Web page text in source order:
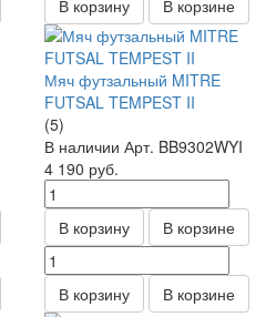
В корзину В корзине
Мяч футзальный MITRE
FUTSAL TEMPEST II
(5)
В наличии Арт. BB9302WYI
4 190 руб.
В корзину В корзине
В корзину В корзине